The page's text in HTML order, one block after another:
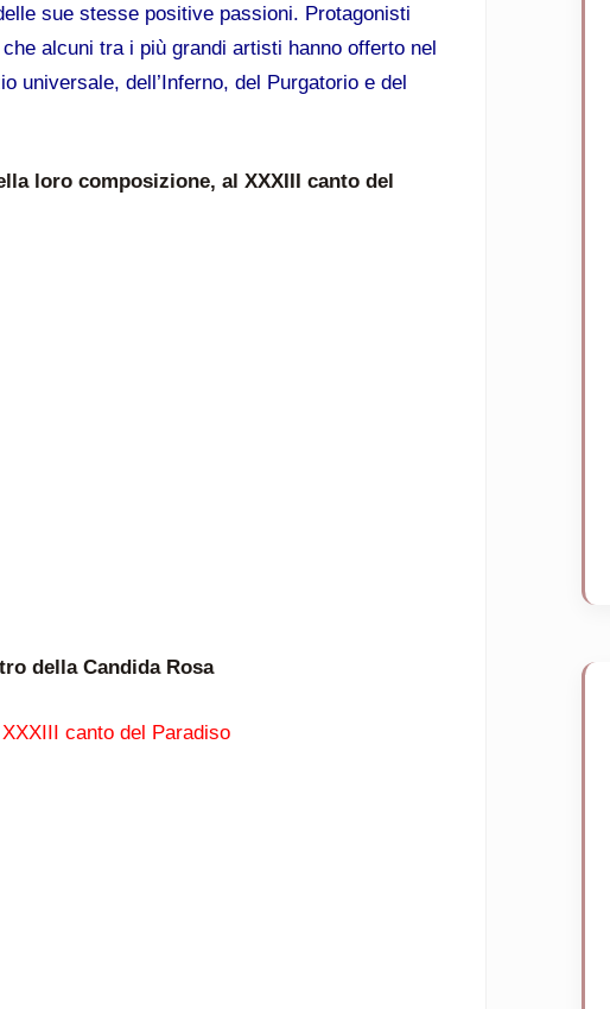
sue stesse positive passioni. Protagonisti
alcuni tra i più grandi artisti hanno offerto nel
universale, dell’Inferno, del Purgatorio e del
loro composizione, al XXXIII canto del
della Candida Rosa
XXXIII canto del Paradiso